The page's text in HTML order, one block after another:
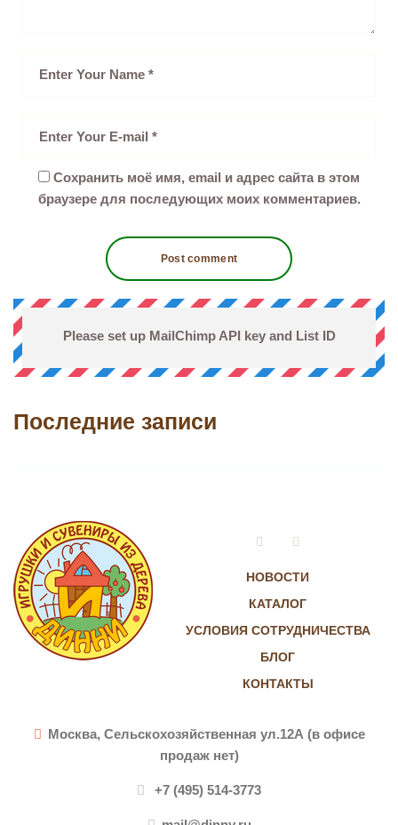
Сохранить моё имя, email и адрес сайта в этом
браузере для последующих моих комментариев.
Please set up MailChimp API key and List ID
Последние записи
НОВОСТИ
КАТАЛОГ
УСЛОВИЯ СОТРУДНИЧЕСТВА
БЛОГ
КОНТАКТЫ
VkontakteInstagram
Москва, Сельскохозяйственная ул.12А (в офисе
продаж нет)
+7 (495) 514-3773